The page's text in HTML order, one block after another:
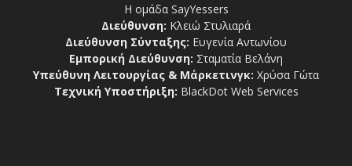
Η ομάδα SayYessers
Διεύθυνση: Κλειώ Στυλιαρά
Διεύθυνση Σύνταξης: Ευγενία Αντωνίου
Εμπορική Διεύθυνση: Σταματία Βελάνη
Υπεύθυνη Λειτουργίας & Μάρκετινγκ: Χρύσα Γώτα
Τεχνική Υποστήριξη: BlackDot Web Services